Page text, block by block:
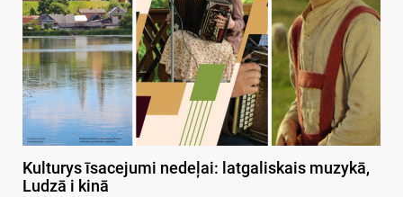
Kulturys īsacejumi nedeļai: latgaliskais muzykā,
Ludzā i kinā